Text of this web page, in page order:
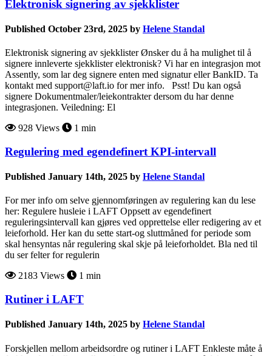
Elektronisk signering av sjekklister
Published October 23rd, 2025 by Helene Standal
Elektronisk signering av sjekklister Ønsker du å ha mulighet til å
signere innleverte sjekklister elektronisk? Vi har en integrasjon mot
Assently, som lar deg signere enten med signatur eller BankID. Ta
kontakt med support@laft.io for mer info. Psst! Du kan også
signere Dokumentmaler/leiekontrakter dersom du har denne
integrasjonen. Veiledning: El
928 Views
1 min
Regulering med egendefinert KPI-intervall
Published January 14th, 2025 by Helene Standal
For mer info om selve gjennomføringen av regulering kan du lese
her: Regulere husleie i LAFT Oppsett av egendefinert
reguleringsintervall kan gjøres ved opprettelse eller redigering av et
leieforhold. Her kan du sette start-og sluttmåned for periode som
skal hensyntas når regulering skal skje på leieforholdet. Bla ned til
du ser felter for regulerin
2183 Views
1 min
Rutiner i LAFT
Published January 14th, 2025 by Helene Standal
Forskjellen mellom arbeidsordre og rutiner i LAFT Enkleste måte å